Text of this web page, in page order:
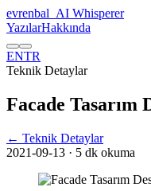
evrenbal AI Whisperer
YazılarHakkında
ENTR
Teknik Detaylar
Facade Tasarım
← Teknik Detaylar
2021-09-13 · 5 dk okuma